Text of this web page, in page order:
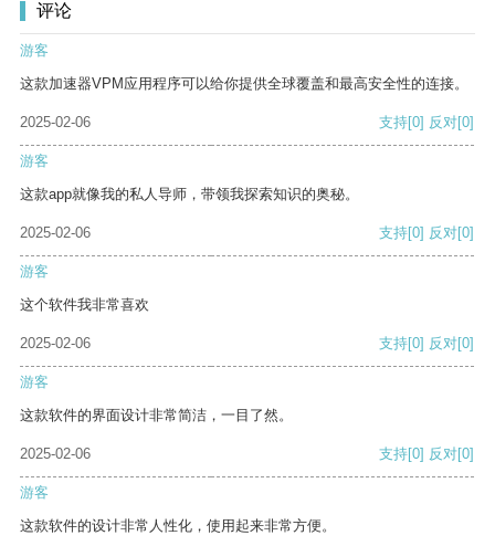
评论
游客
这款加速器VPM应用程序可以给你提供全球覆盖和最高安全性的连接。
2025-02-06 支持[0] 反对[0]
游客
这款app就像我的私人导师，带领我探索知识的奥秘。
2025-02-06 支持[0] 反对[0]
游客
这个软件我非常喜欢
2025-02-06 支持[0] 反对[0]
游客
这款软件的界面设计非常简洁，一目了然。
2025-02-06 支持[0] 反对[0]
游客
这款软件的设计非常人性化，使用起来非常方便。